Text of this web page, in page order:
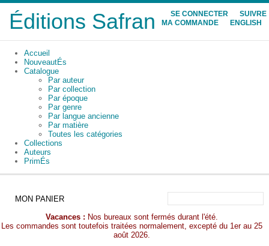
Éditions Safran SE CONNECTER
SUIVRE
MA COMMANDE
ENGLISH
Accueil
NouveautÉs
Catalogue
Par auteur
Par collection
Par époque
Par genre
Par langue ancienne
Par matière
Toutes les catégories
Collections
Auteurs
PrimÉs
MON PANIER
Vacances : Nos bureaux sont fermés durant l'été.
Les commandes sont toutefois traitées normalement, excepté du 1er au 25
août 2026.